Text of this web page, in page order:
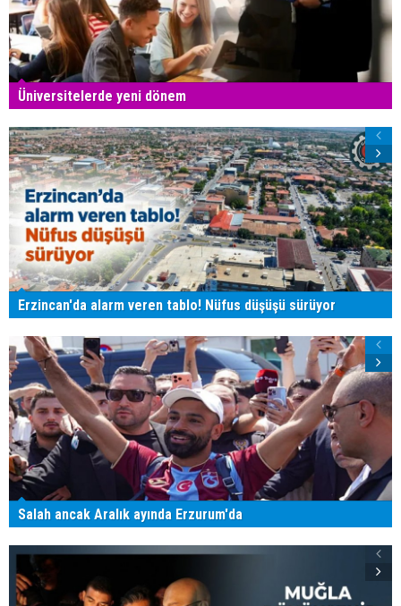
Üniversitelerde yeni dönem
Erzincan'da alarm veren tablo! Nüfus düşüşü sürüyor
Salah ancak Aralık ayında Erzurum'da